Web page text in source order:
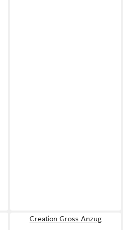
Creation Gross Anzug